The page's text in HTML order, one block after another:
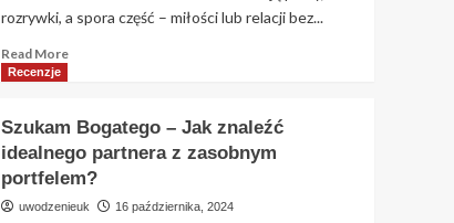
na
wsparcia?
rozrywki, a spora część – miłości lub relacji bez...
Read MoreRead
–
Opinie
o
Portalu:
Recenzje
Szukam Bogatego – Jak znaleźć
idealnego partnera z zasobnym
portfelem?
uwodzenieuk 16 października, 2024